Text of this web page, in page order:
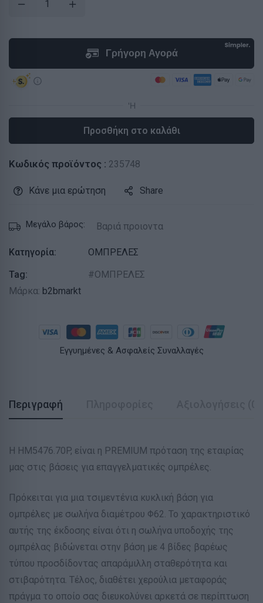
Προσθήκη στο καλάθι
Κωδικός προϊόντος : 235748
Κάνε μια ερώτηση Share
Μεγάλο βάρος: Βαριά προιοντα
Κατηγορία:
ΟΜΠΡΕΛΕΣ
Tag:
ΟΜΠΡΕΛΕΣ
Μάρκα: b2bmarkt
Εγγυημένες & Ασφαλείς Συναλλαγές
Περιγραφή
Η HM5476.70P, είναι η PREMIUM πρόταση της εταιρίας
μας στις βάσεις για επαγγελματικές ομπρέλες.
Πρόκειται για μια τσιμεντένια κυκλική βάση για
ομπρέλες με σωλήνα διαμέτρου Φ62. Το χαρακτηριστικό
αυτής της έκδοσης είναι ότι η σωλήνα υποδοχής της
ομπρέλας βιδώνεται στην βάση με 4 βίδες βαρέως
τύπου προσδίδοντας απαράμιλλη σταθερότητα και
στιβαρότητα. Τέλος, διαθέτει χερούλια μεταφοράς
πράγμα το οποίο σας διευκολύνει αρκετά σε περίπτωση